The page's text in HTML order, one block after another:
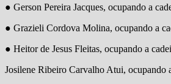
● Gerson Pereira Jacques, ocupando a
● Grazieli Cordova Molina, ocupando a
● Heitor de Jesus Fleitas, ocupando a
Josilene Ribeiro Carvalho Atui, ocupando